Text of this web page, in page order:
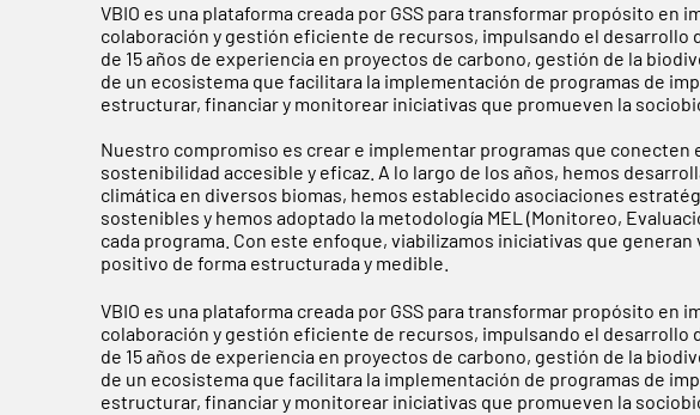
VBIO es una plataforma creada por GSS para transformar propósito
colaboración y gestión eficiente de recursos, impulsando el desarrollo
de 15 años de experiencia en proyectos de carbono, gestión de la
de un ecosistema que facilitara la implementación de programas de
estructurar, financiar y monitorear iniciativas que promueven la
Nuestro compromiso es crear e implementar programas que
sostenibilidad accesible y eficaz. A lo largo de los años, hemos
climática en diversos biomas, hemos establecido asociaciones
sostenibles y hemos adoptado la metodología MEL (Monitoreo,
cada programa. Con este enfoque, viabilizamos iniciativas que
positivo de forma estructurada y medible.
VBIO es una plataforma creada por GSS para transformar propósito
colaboración y gestión eficiente de recursos, impulsando el desarrollo
de 15 años de experiencia en proyectos de carbono, gestión de la
de un ecosistema que facilitara la implementación de programas de
estructurar, financiar y monitorear iniciativas que promueven la